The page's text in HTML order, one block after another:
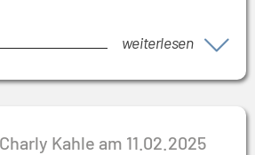
weiterlesen
Kahle am 11.02.2025